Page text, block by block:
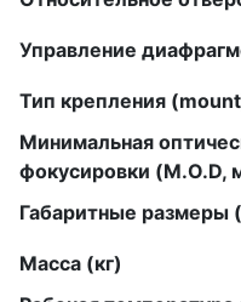
Управление
Тип крепления
Минимальная
фокусировки (M.O.D,
Габаритные размеры
Масса (кг)